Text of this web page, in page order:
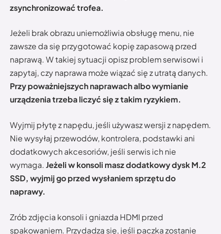
zsynchronizować trofea.
Jeżeli brak obrazu uniemożliwia obsługę menu, nie
zawsze da się przygotować kopię zapasową przed
naprawą. W takiej sytuacji opisz problem serwisowi i
zapytaj, czy naprawa może wiązać się z utratą danych.
Przy poważniejszych naprawach albo wymianie
urządzenia trzeba liczyć się z takim ryzykiem.
Wyjmij płytę z napędu, jeśli używasz wersji z napędem.
Nie wysyłaj przewodów, kontrolera, podstawki ani
dodatkowych akcesoriów, jeśli serwis ich nie
wymaga. Jeżeli w konsoli masz dodatkowy dysk M.2
SSD, wyjmij go przed wysłaniem sprzętu do
naprawy.
Zrób zdjęcia konsoli i gniazda HDMI przed
spakowaniem. Przydadzą się, jeśli paczka zostanie